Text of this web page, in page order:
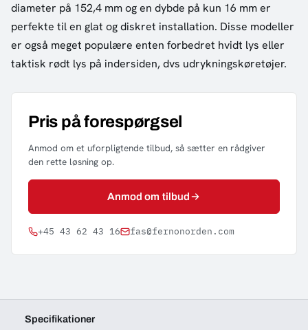
diameter på 152,4 mm og en dybde på kun 16 mm er
perfekte til en glat og diskret installation. Disse modeller
er også meget populære enten forbedret hvidt lys eller
taktisk rødt lys på indersiden, dvs udrykningskøretøjer.
Pris på forespørgsel
Anmod om et uforpligtende tilbud, så sætter en rådgiver
den rette løsning op.
Anmod om tilbud
+45 43 62 43 16 fas@fernonorden.com
Specifikationer